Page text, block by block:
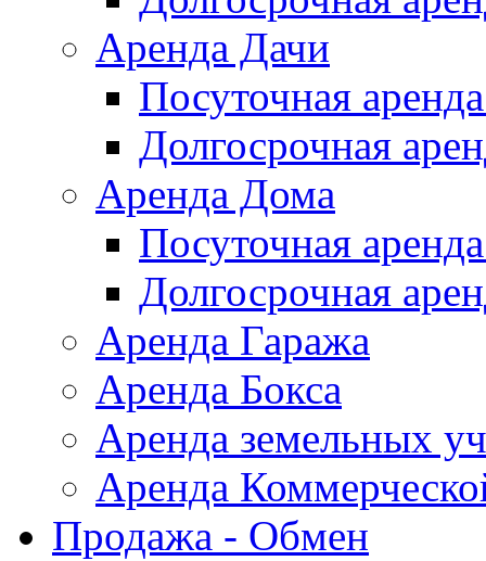
Аренда Дачи
Посуточная
Долгосрочная
Аренда Дома
Посуточная
Долгосрочная
Аренда Гаража
Аренда Бокса
Аренда земельных
Аренда
Продажа - Обмен